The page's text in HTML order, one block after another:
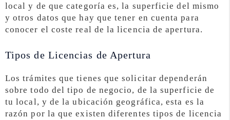
local y de que categoría es, la superficie del mismo
y otros datos que hay que tener en cuenta para
conocer el coste real de la licencia de apertura.
Tipos de Licencias de Apertura
Los trámites que tienes que solicitar dependerán
sobre todo del tipo de negocio, de la superficie de
tu local, y de la ubicación geográfica, esta es la
razón por la que existen diferentes tipos de licencia